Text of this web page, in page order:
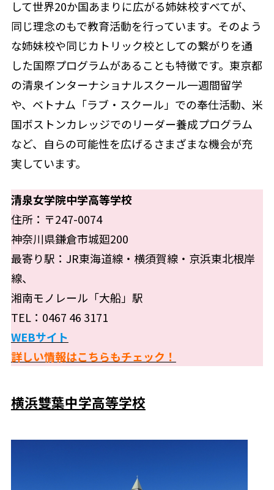
して世界20か国あまりに広がる姉妹校すべてが、
同じ理念のもで教育活動を行っています。そのよう
な姉妹校や同じカトリック校としての繋がりを通
した国際プログラムがあることも特徴です。東京都
の清泉インターナショナルスクール一週間留学
や、ベトナム「ラブ・スクール」での奉仕活動、米
国ボストンカレッジでのリーダー養成プログラム
など、自らの可能性を広げるさまざまな機会が充
実しています。
清泉女学院中学高等学校
住所：〒247-0074
神奈川県鎌倉市城廻200
最寄り駅：JR東海道線・横須賀線・京浜東北根岸
線、
湘南モノレール「大船」駅
TEL：0467 46 3171
WEBサイト
詳しい情報はこちらもチェック！
横浜雙葉中学高等学校